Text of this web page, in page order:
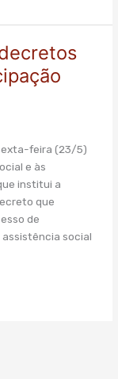
feira (23/5)
e às
institui a
que
de
social